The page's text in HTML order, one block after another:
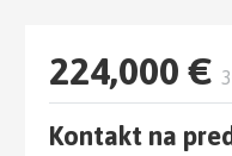
224,000 €
Kontakt na